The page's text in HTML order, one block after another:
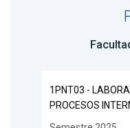
1PNT03 -
PROCESOS